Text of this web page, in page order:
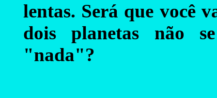
lentas. Será que você
dois planetas não
"nada"?